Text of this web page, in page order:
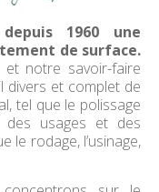
1960 une
de surface.
et notre savoir-faire
divers et complet de
tel que le polissage
des usages et des
le rodage, l’usinage,